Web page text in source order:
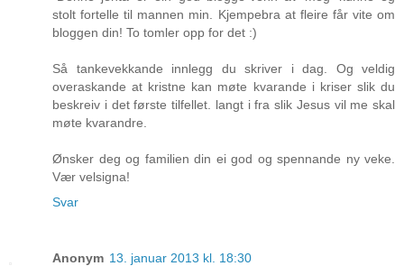
stolt fortelle til mannen min. Kjempebra at fleire får vite om
bloggen din! To tomler opp for det :)
Så tankevekkande innlegg du skriver i dag. Og veldig
overaskande at kristne kan møte kvarande i kriser slik du
beskreiv i det første tilfellet. langt i fra slik Jesus vil me skal
møte kvarandre.
Ønsker deg og familien din ei god og spennande ny veke.
Vær velsigna!
Svar
Anonym 13. januar 2013 kl. 18:30